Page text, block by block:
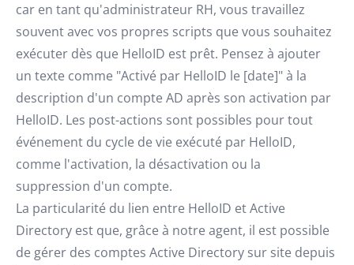
car en tant qu'administrateur RH, vous travaillez
souvent avec vos propres scripts que vous souhaitez
exécuter dès que HelloID est prêt. Pensez à ajouter
un texte comme "Activé par HelloID le [date]" à la
description d'un compte AD après son activation par
HelloID. Les post-actions sont possibles pour tout
événement du cycle de vie exécuté par HelloID,
comme l'activation, la désactivation ou la
suppression d'un compte.
La particularité du lien entre HelloID et Active
Directory est que, grâce à notre agent, il est possible
de gérer des comptes Active Directory sur site depuis